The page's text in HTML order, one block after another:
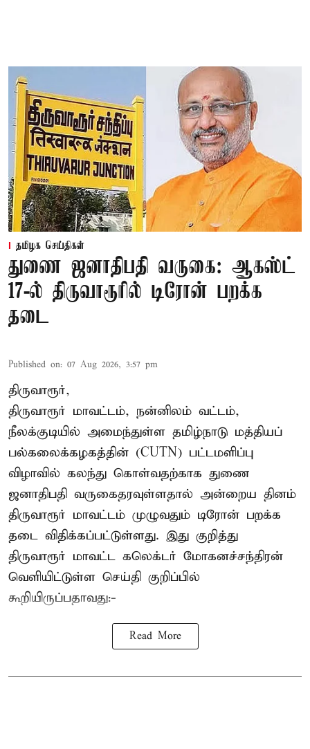
தமிழக செய்திகள்
துணை ஜனாதிபதி வருகை: ஆகஸ்ட்
17-ல் திருவாரூரில் டிரோன் பறக்க
தடை
Published on: 07 Aug 2026, 3:57 pm
திருவாரூர்,
திருவாரூர் மாவட்டம், நன்னிலம் வட்டம்,
நீலக்குடியில் அமைந்துள்ள தமிழ்நாடு மத்தியப்
பல்கலைக்கழகத்தின் (CUTN) பட்டமளிப்பு
விழாவில் கலந்து கொள்வதற்காக துணை
ஜனாதிபதி வருகைதரவுள்ளதால் அன்றைய தினம்
திருவாரூர் மாவட்டம் முழுவதும் டிரோன் பறக்க
தடை விதிக்கப்பட்டுள்ளது. இது குறித்து
திருவாரூர் மாவட்ட கலெக்டர் மோகனச்சந்திரன்
வெளியிட்டுள்ள செய்தி குறிப்பில்
கூறியிருப்பதாவது:-
Read More